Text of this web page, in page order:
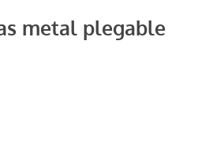
metal plegable